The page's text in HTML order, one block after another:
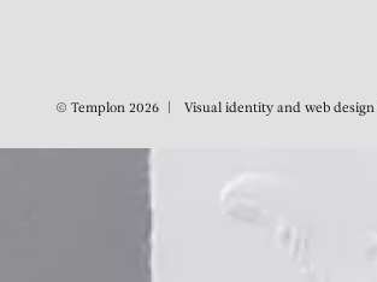
© Templon 2026 Visual identity and web design